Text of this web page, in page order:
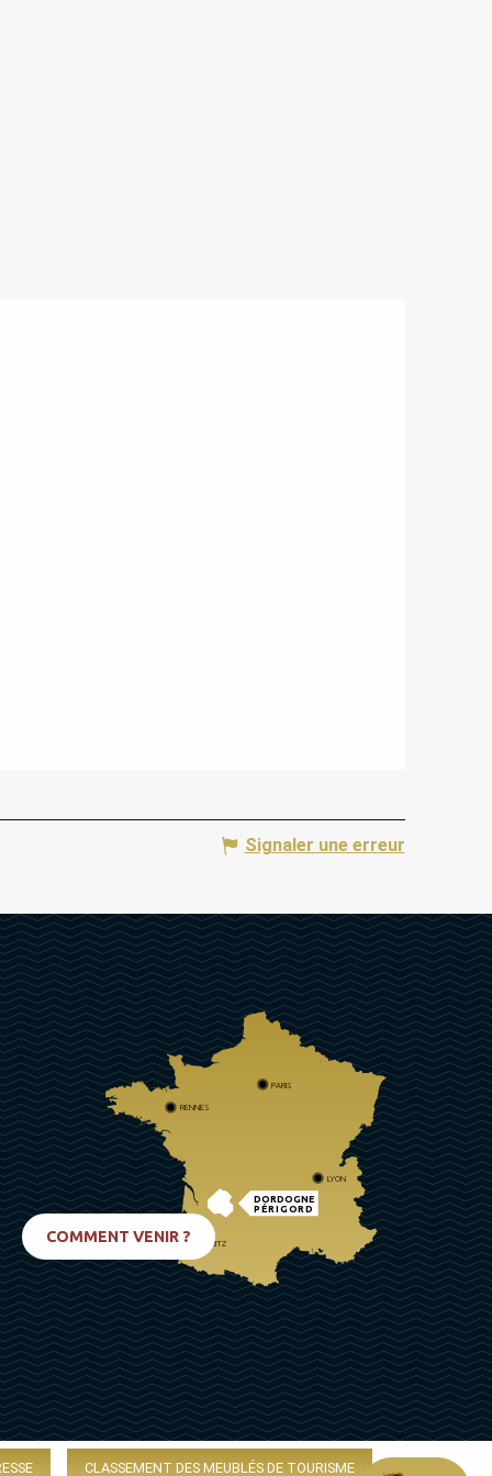
Signaler une erreur
DORDOGNE
PÉRIGORD
PARIS
RENNES
LYON
BIARRITZ
COMMENT VENIR ?
CLASSEMENT DES MEUBLÉS DE TOURISME